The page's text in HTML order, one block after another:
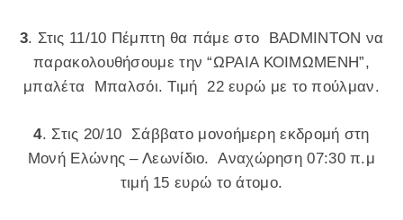
3. Στις 11/10 Πέμπτη θα πάμε στο BADMINTON να
παρακολουθήσουμε την “ΩΡΑΙΑ ΚΟΙΜΩΜΕΝΗ”,
μπαλέτα Μπαλσόι. Τιμή 22 ευρώ με το πούλμαν.
4. Στις 20/10 Σάββατο μονοήμερη εκδρομή στη
Μονή Ελώνης – Λεωνίδιο. Αναχώρηση 07:30 π.μ
τιμή 15 ευρώ το άτομο.